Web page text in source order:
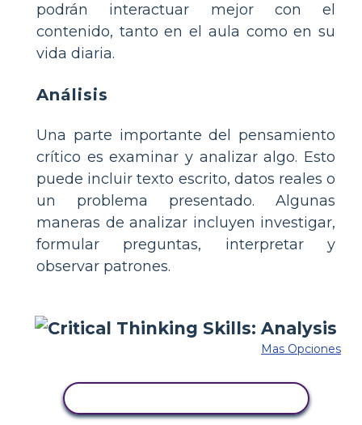
podrán interactuar mejor con el
contenido, tanto en el aula como en su
vida diaria.
Análisis
Una parte importante del pensamiento
crítico es examinar y analizar algo. Esto
puede incluir texto escrito, datos reales o
un problema presentado. Algunas
maneras de analizar incluyen investigar,
formular preguntas, interpretar y
observar patrones.
Mas Opciones